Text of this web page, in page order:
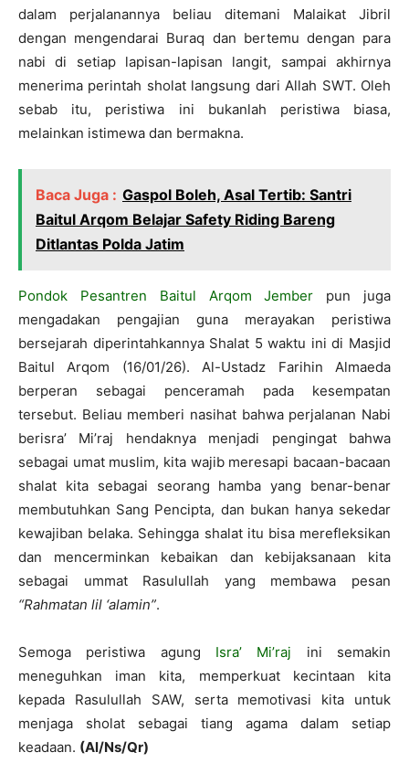
dalam perjalanannya beliau ditemani Malaikat Jibril
dengan mengendarai Buraq dan bertemu dengan para
nabi di setiap lapisan-lapisan langit, sampai akhirnya
menerima perintah sholat langsung dari Allah SWT. Oleh
sebab itu, peristiwa ini bukanlah peristiwa biasa,
melainkan istimewa dan bermakna.
Baca Juga : Gaspol Boleh, Asal Tertib: Santri
Baitul Arqom Belajar Safety Riding Bareng
Ditlantas Polda Jatim
Pondok Pesantren Baitul Arqom Jember pun juga
mengadakan pengajian guna merayakan peristiwa
bersejarah diperintahkannya Shalat 5 waktu ini di Masjid
Baitul Arqom (16/01/26). Al-Ustadz Farihin Almaeda
berperan sebagai penceramah pada kesempatan
tersebut. Beliau memberi nasihat bahwa perjalanan Nabi
berisra’ Mi’raj hendaknya menjadi pengingat bahwa
sebagai umat muslim, kita wajib meresapi bacaan-bacaan
shalat kita sebagai seorang hamba yang benar-benar
membutuhkan Sang Pencipta, dan bukan hanya sekedar
kewajiban belaka. Sehingga shalat itu bisa merefleksikan
dan mencerminkan kebaikan dan kebijaksanaan kita
sebagai ummat Rasulullah yang membawa pesan
“Rahmatan lil ‘alamin”.
Semoga peristiwa agung Isra’ Mi’raj ini semakin
meneguhkan iman kita, memperkuat kecintaan kita
kepada Rasulullah SAW, serta memotivasi kita untuk
menjaga sholat sebagai tiang agama dalam setiap
keadaan. (Al/Ns/Qr)